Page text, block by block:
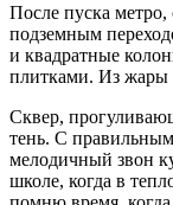
После пуска
подземным
и квадратные
плитками. Из жары
Сквер,
тень. С
мелодичный звон
школе, когда в